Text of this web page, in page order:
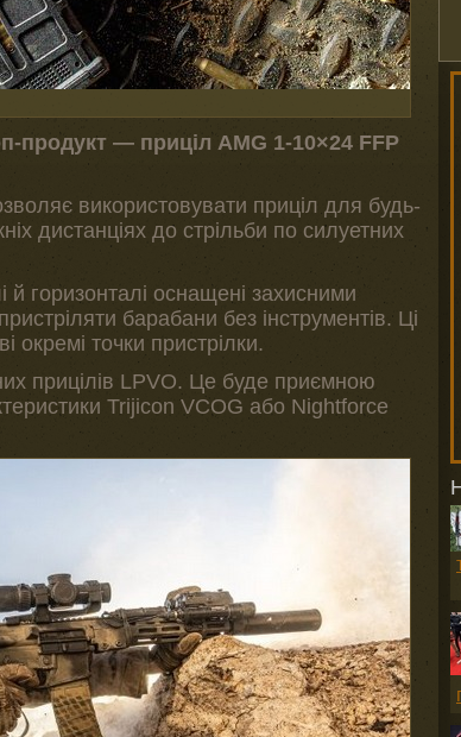
продукт — приціл AMG 1-10×24 FFP
використовувати приціл для будь-
дистанціях до стрільби по силуетних
горизонталі оснащені захисними
барабани без інструментів. Ці
окремі точки пристрілки.
прицілів LPVO. Це буде приємною
Trijicon VCOG або Nightforce